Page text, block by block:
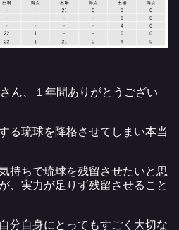
ん、１年間ありがとうござい
る琉球を降格させてしまい本当
持ちで琉球を残留させたいと思
、実力が足りず残留させること
分自身にとってもすごく大切な